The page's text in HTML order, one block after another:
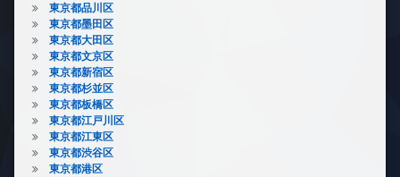
東京都品川区
東京都墨田区
東京都大田区
東京都文京区
東京都新宿区
東京都杉並区
東京都板橋区
東京都江戸川区
東京都江東区
東京都渋谷区
東京都港区